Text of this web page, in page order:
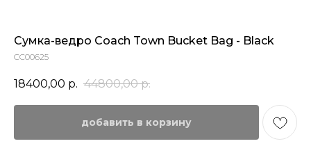
Сумка-ведро Coach Town Bucket Bag - Black
CC00625
18400,00 р. 44800,00 р.
добавить в корзину